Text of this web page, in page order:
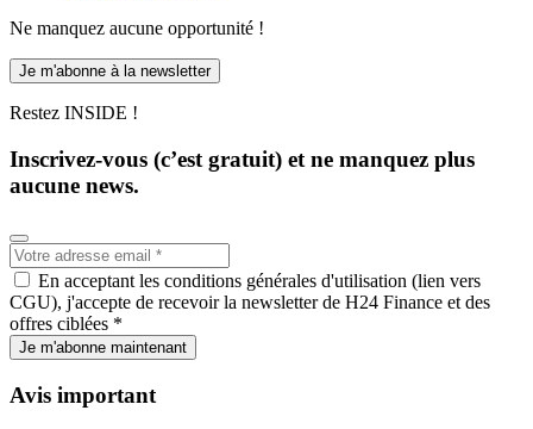
Ne manquez aucune opportunité !
Je m'abonne à la newsletter
Restez INSIDE !
Inscrivez-vous (c’est gratuit) et ne manquez plus
aucune news.
En acceptant les conditions générales d'utilisation (lien vers
CGU), j'accepte de recevoir la newsletter de H24 Finance et des
offres ciblées *
Je m'abonne maintenant
Avis important